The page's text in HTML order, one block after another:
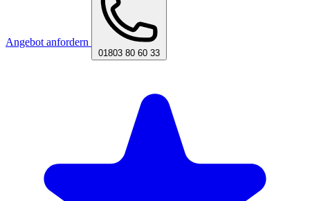
Angebot anfordern
01803 80 60 33